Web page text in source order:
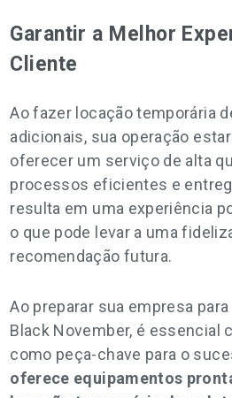
Garantir a Melhor
Cliente
Ao fazer locação temporária
adicionais, sua operação
oferecer um serviço de alta
processos eficientes e
resulta em uma experiência
o que pode levar a uma
recomendação futura.
Ao preparar sua empresa
Black November, é essencial
como peça-chave para o
oferece equipamentos